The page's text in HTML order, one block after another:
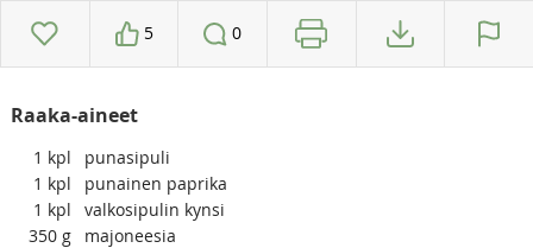
5 0
Raaka-aineet
1 kpl
punasipuli
1 kpl
punainen paprika
1 kpl
valkosipulin kynsi
350 g
majoneesia